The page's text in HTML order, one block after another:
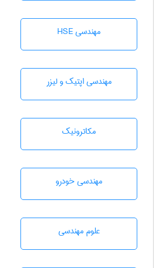
مهندسی HSE
مهندسی اپتیک و لیزر
مکاترونیک
مهندسی خودرو
علوم مهندسی